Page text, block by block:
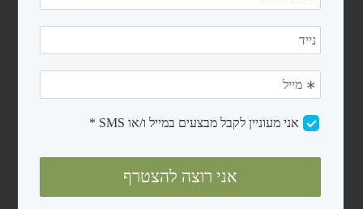
רובוטים ושואבים
שואבים
פילטרים ומסננים
מסנני חול
פילטרים קרטריג'
כיסויים ומשטחי הגנה
כיסויים לבריכות ניידות
כיסויים סולארים
מגלולים לכיסוי סולארי
משטחי הגנה (פלציב)